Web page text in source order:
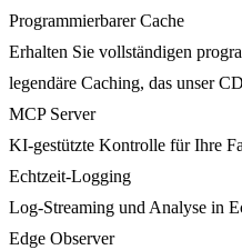
Programmierbarer Cache
Erhalten Sie vollständigen
legendäre Caching, das unser
MCP Server
KI-gestützte Kontrolle für Ihre
Echtzeit-Logging
Log-Streaming und Analyse in
Edge Observer